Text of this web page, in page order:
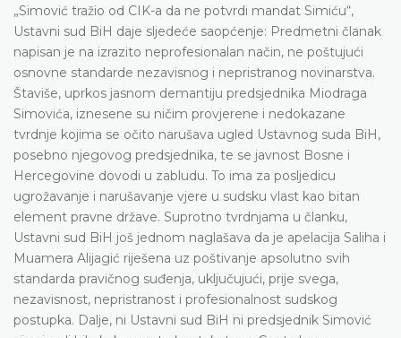
„Simović tražio od CIK-a da ne potvrdi mandat Simiću“,
Ustavni sud BiH daje sljedeće saopćenje: Predmetni članak
napisan je na izrazito neprofesionalan način, ne poštujući
osnovne standarde nezavisnog i nepristranog novinarstva.
Štaviše, uprkos jasnom demantiju predsjednika Miodraga
Simovića, iznesene su ničim provjerene i nedokazane
tvrdnje kojima se očito narušava ugled Ustavnog suda BiH,
posebno njegovog predsjednika, te se javnost Bosne i
Hercegovine dovodi u zabludu. To ima za posljedicu
ugrožavanje i narušavanje vjere u sudsku vlast kao bitan
element pravne države. Suprotno tvrdnjama u članku,
Ustavni sud BiH još jednom naglašava da je apelacija Saliha i
Muamera Alijagić riješena uz poštivanje apsolutno svih
standarda pravičnog suđenja, uključujući, prije svega,
nezavisnost, nepristranost i profesionalnost sudskog
postupka. Dalje, ni Ustavni sud BiH ni predsjednik Simović